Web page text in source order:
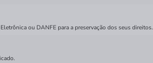
ou DANFE para a preservação dos seus direitos.